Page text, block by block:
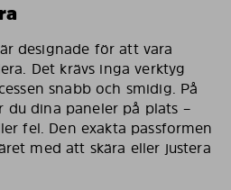
designade för att vara
Det krävs inga verktyg
snabb och smidig. På
du dina paneler på plats –
fel. Den exakta passformen
med att skära eller justera